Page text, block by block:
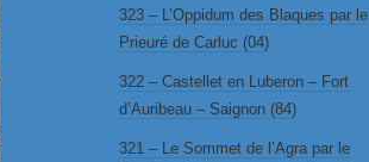
323 – L’Oppidum des Blaques par le
Prieuré de Carluc (04)
322 – Castellet en Luberon – Fort
d’Auribeau – Saignon (84)
321 – Le Sommet de l’Agra par le